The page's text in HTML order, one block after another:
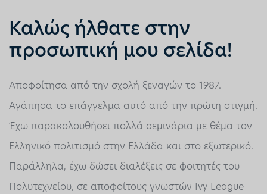
Καλώς ήλθατε στην
προσωπική μου σελίδα!
Αποφοίτησα από την σχολή ξεναγών το 1987.
Αγάπησα το επάγγελμα αυτό από την πρώτη στιγμή.
Έχω παρακολουθήσει πολλά σεμινάρια με θέμα τον
Ελληνικό πολιτισμό στην Ελλάδα και στο εξωτερικό.
Παράλληλα, έχω δώσει διαλέξεις σε φοιτητές του
Πολυτεχνείου, σε αποφοίτους γνωστών Ivy League